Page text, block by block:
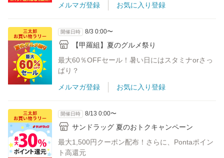
メルマガ登録 お気に入り登録
開催日時 8/3 0:00〜
【甲羅組】夏のグルメ祭り
最大60％OFFセール！暑い日にはスタミナorさっ
ぱり？
メルマガ登録 お気に入り登録
開催日時 8/13 0:00〜
サンドラッグ 夏のおトクキャンペーン
最大1,500円クーポン配布！さらに、Pontaポイン
ト高還元